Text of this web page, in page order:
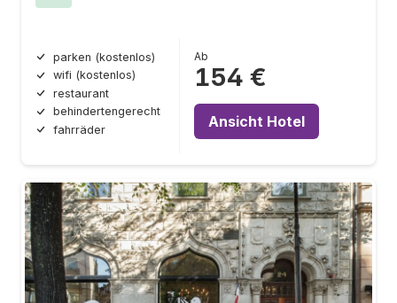
parken (kostenlos)
wifi (kostenlos)
restaurant
behindertengerecht
fahrräder
Ab
154 €
Ansicht Hotel